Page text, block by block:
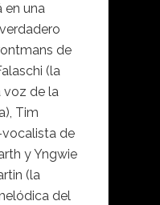
en una
de
(la
voz de la
Tim
vocalista de
y Yngwie
(la
del